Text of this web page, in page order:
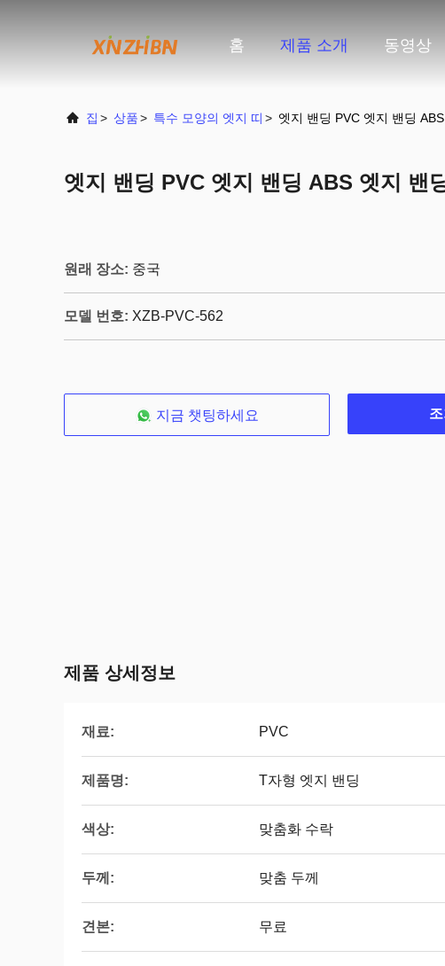
홈 제품 소개 동영상
집 > 상품> 특수 모양의 엣지 띠 > 엣지 밴딩 PVC 엣지 밴딩
엣지 밴딩 PVC 엣지 밴딩 ABS 엣지 밴
원래 장소: 중국
모델 번호: XZB-PVC-562
지금 챗팅하세요
제품 상세정보
재료: PVC
제품명: T자형 엣지 밴딩
색상: 맞춤화 수락
두께: 맞춤 두께
견본: 무료